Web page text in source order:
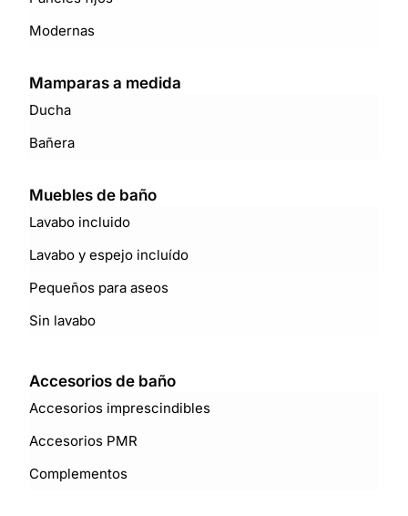
Modernas
Mamparas a medida
Ducha
Bañera
Muebles de baño
Lavabo incluido
Lavabo y espejo incluído
Pequeños para aseos
Sin lavabo
Accesorios de baño
Accesorios imprescindibles
Accesorios PMR
Complementos